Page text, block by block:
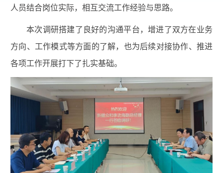
人员结合岗位实际，相互交流工作经验与思路。
本次调研搭建了良好的沟通平台，增进了双方在业务
方向、工作模式等方面的了解，也为后续对接协作、推进
各项工作开展打下了扎实基础。